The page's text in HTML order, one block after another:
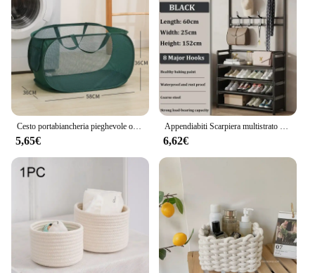
Cesto portabiancheria pieghevole orizzontale cesto portabiancheria traspirante in tessuto a rete cestini portaoggetti di grande capacità accessori per la casa
5,65€
Appendiabiti Scarpiera multistrato Porta Scaffale per cappelli e scarpe fai-da-te Semplice portaoggetti per organizer da soggiorno da terra
6,62€